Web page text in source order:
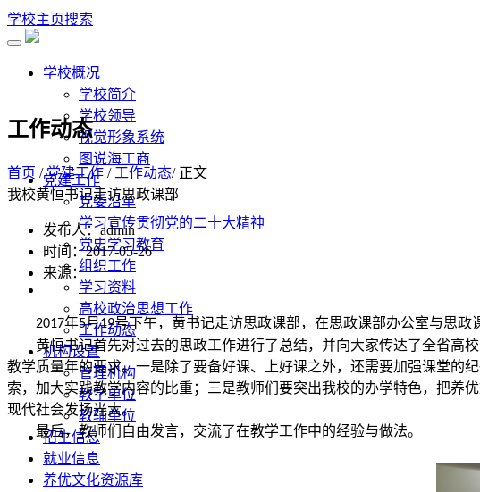
学校主页搜索
学校概况
学校简介
学校领导
视觉形象系统
图说海工商
党建工作
党委沿革
学习宣传贯彻党的二十大精神
党史学习教育
组织工作
学习资料
高校政治思想工作
工作动态
机构设置
管理机构
教学单位
教辅单位
招生信息
就业信息
养优文化资源库
工作动态
首页 /党建工作 / 工作动态/ 正文
我校黄恒书记走访思政课部
发布人：admin
时间：2017-05-26
来源：
2017年5月19号下午，黄书记走访思政课部，在思政课部办公室与思政
黄恒书记首先对过去的思政工作进行了总结，并向大家传达了全省高
教学质量年的要求。一是除了要备好课、上好课之外，还需要加强课堂的
索，加大实践教学内容的比重；三是教师们要突出我校的办学特色，把养
现代社会发扬光大。
最后，教师们自由发言，交流了在教学工作中的经验与做法。